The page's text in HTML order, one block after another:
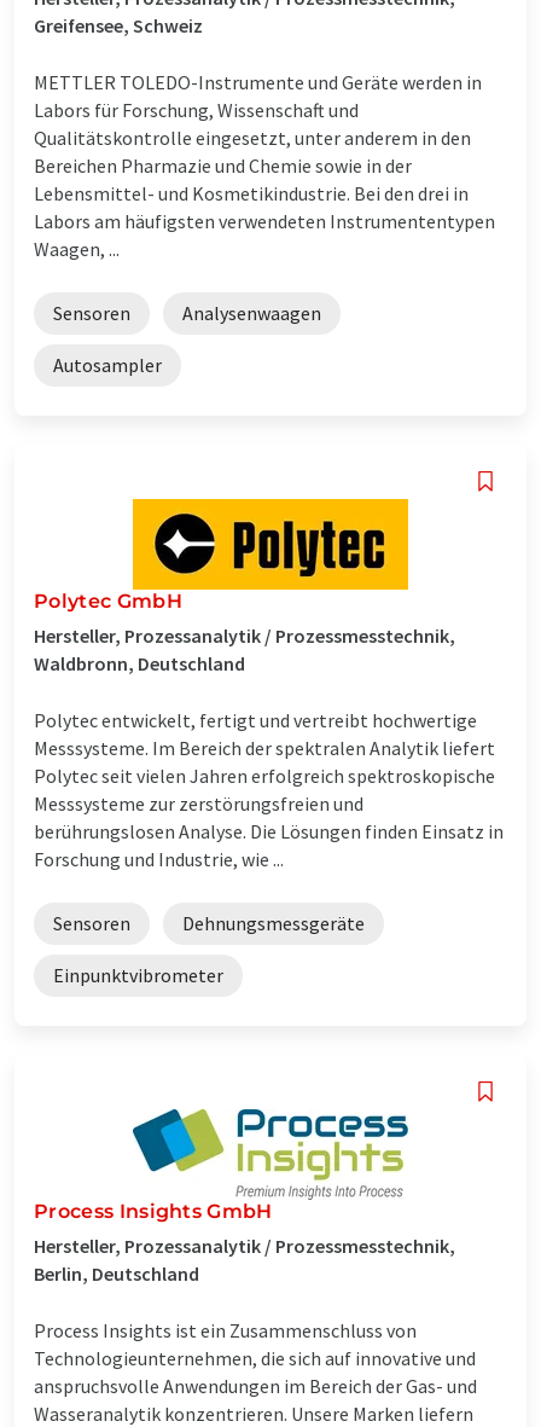
Greifensee, Schweiz
METTLER TOLEDO-Instrumente und Geräte werden in
Labors für Forschung, Wissenschaft und
Qualitätskontrolle eingesetzt, unter anderem in den
Bereichen Pharmazie und Chemie sowie in der
Lebensmittel- und Kosmetikindustrie. Bei den drei in
Labors am häufigsten verwendeten Instrumententypen
Waagen, ...
Sensoren Analysenwaagen
Autosampler
Polytec GmbH
Hersteller, Prozessanalytik / Prozessmesstechnik,
Waldbronn, Deutschland
Polytec entwickelt, fertigt und vertreibt hochwertige
Messsysteme. Im Bereich der spektralen Analytik liefert
Polytec seit vielen Jahren erfolgreich spektroskopische
Messsysteme zur zerstörungsfreien und
berührungslosen Analyse. Die Lösungen finden Einsatz in
Forschung und Industrie, wie ...
Sensoren Dehnungsmessgeräte
Einpunktvibrometer
Process Insights GmbH
Hersteller, Prozessanalytik / Prozessmesstechnik,
Berlin, Deutschland
Process Insights ist ein Zusammenschluss von
Technologieunternehmen, die sich auf innovative und
anspruchsvolle Anwendungen im Bereich der Gas- und
Wasseranalytik konzentrieren. Unsere Marken liefern